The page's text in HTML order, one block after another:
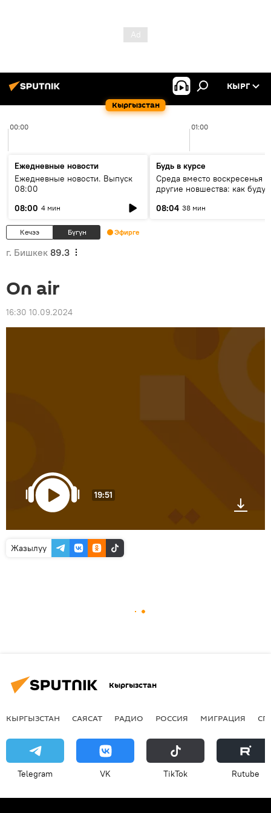
Кыргызстан
КЫРГ
00:00 01:00
Ежедневные новости
Ежедневные новости. Выпуск
08:00
08:00 4 мин
Будь в курсе
Среда вместо воскресенья и
другие новшества: как будут
08:04 38 мин
Кечээ Бүгүн Эфирге
г. Бишкек 89.3
On air
16:30 10.09.2024
19:51
Жазылуу
Кыргызстан
КЫРГЫЗСТАН САЯСАТ РАДИО РОССИЯ МИГРАЦИЯ
Telegram VK ТikТоk Rutube